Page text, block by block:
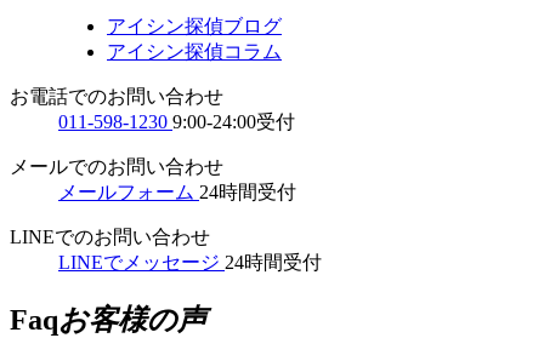
アイシン探偵ブログ
アイシン探偵コラム
お電話でのお問い合わせ
011-598-1230 9:00-24:00受付
メールでのお問い合わせ
メールフォーム 24時間受付
LINEでのお問い合わせ
LINEでメッセージ 24時間受付
Faqお客様の声